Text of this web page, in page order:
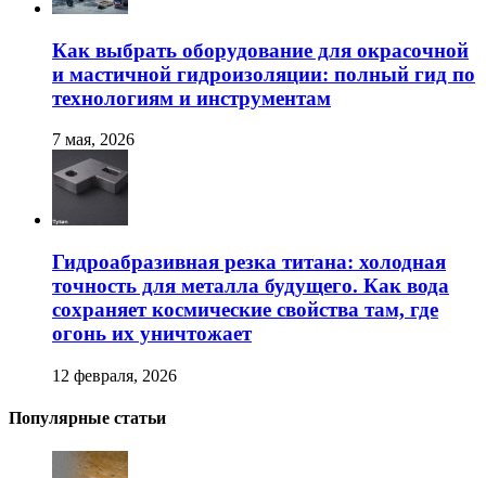
Как выбрать оборудование для окрасочной
и мастичной гидроизоляции: полный гид по
технологиям и инструментам
7 мая, 2026
Гидроабразивная резка титана: холодная
точность для металла будущего. Как вода
сохраняет космические свойства там, где
огонь их уничтожает
12 февраля, 2026
Популярные статьи